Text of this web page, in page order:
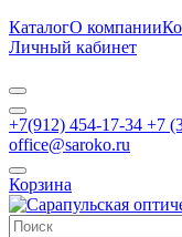
КаталогО компании
Личный кабинет
+7(912) 454-17-34 +7
office@saroko.ru
Корзина